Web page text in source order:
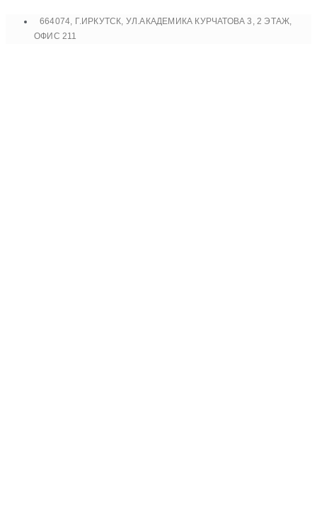
содержимому
664074, Г.ИРКУТСК, УЛ.АКАДЕМИКА КУРЧАТОВА 3, 2 ЭТАЖ,
ОФИС 211